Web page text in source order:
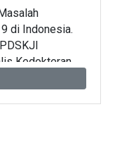
di Indonesia.
Kedokteran